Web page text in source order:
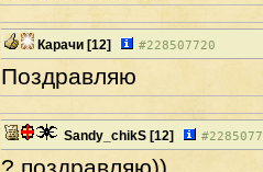
Карачи [12] #228507720
Поздравляю
Sandy_chikS [12] #